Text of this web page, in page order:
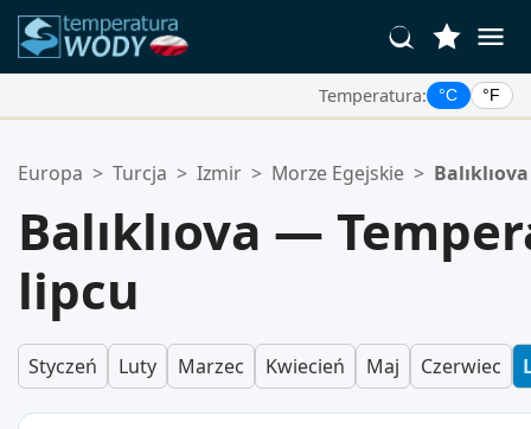
Temperatura: °C °F
Twoja lista ulubionych jest pusta.
Europa > Turcja > Izmir > Morze Egejskie > Balıklıova
Balıklıova —
lipcu
Styczeń Luty Marzec Kwiecień Maj Czerwiec